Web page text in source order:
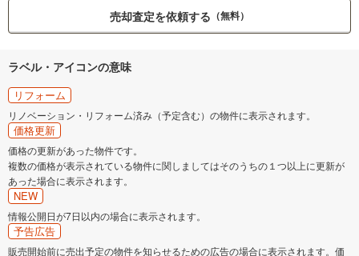
売却査定を依頼する （無料）
ラベル・アイコンの意味
リフォーム
リノベーション・リフォーム済み（予定含む）の物件に表示されます。
価格更新
価格の更新があった物件です。
複数の価格が表示されている物件に関しましてはそのうちの１つ以上に更新が
あった場合に表示されます。
NEW
情報公開日が7日以内の場合に表示されます。
予告広告
販売開始前に売出予定の物件を知らせるための広告の場合に表示されます。価